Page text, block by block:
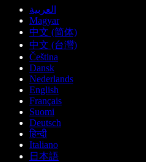
العربية
Magyar
中文 (简体)
中文 (台灣)
Čeština
Dansk
Nederlands
English
Français
Suomi
Deutsch
हिन्दी
Italiano
日本語